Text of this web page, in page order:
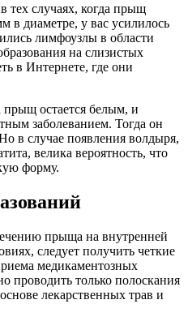
тех случаях, когда прыщ
в диаметре, у вас усилилось
лимфоузлы в области
на слизистых
в Интернете, где они
прыщ остается белым, и
заболеванием. Тогда он
в случае появления волдыря,
велика вероятность, что
форму.
прыща на внутренней
следует получить четкие
медикаментозных
проводить только полоскания
лекарственных трав и